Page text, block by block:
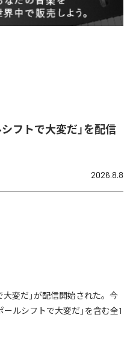
フトで大変だ」を配信
2026.8.8
大変だ」が配信開始された。今
ルシフトで大変だ」を含む全1